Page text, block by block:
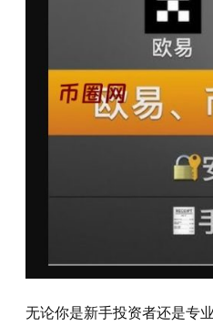
无论你是新手投资者还是专